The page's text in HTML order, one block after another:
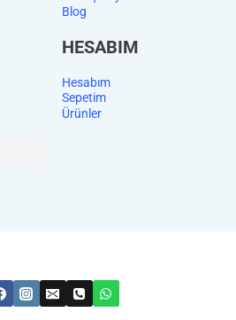
Blog
HESABIM
Hesabım
Sepetim
Ürünler